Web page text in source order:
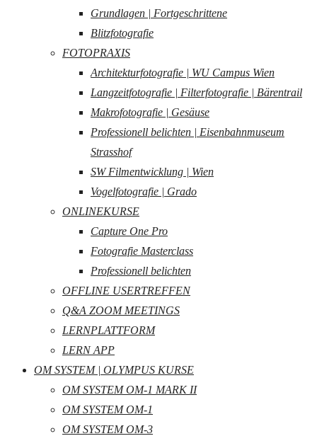
Grundlagen | Fortgeschrittene
Blitzfotografie
FOTOPRAXIS
Architekturfotografie | WU Campus Wien
Langzeitfotografie | Filterfotografie | Bärentrail
Makrofotografie | Gesäuse
Professionell belichten | Eisenbahnmuseum
Strasshof
SW Filmentwicklung | Wien
Vogelfotografie | Grado
ONLINEKURSE
Capture One Pro
Fotografie Masterclass
Professionell belichten
OFFLINE USERTREFFEN
Q&A ZOOM MEETINGS
LERNPLATTFORM
LERN APP
OM SYSTEM | OLYMPUS KURSE
OM SYSTEM OM-1 MARK II
OM SYSTEM OM-1
OM SYSTEM OM-3